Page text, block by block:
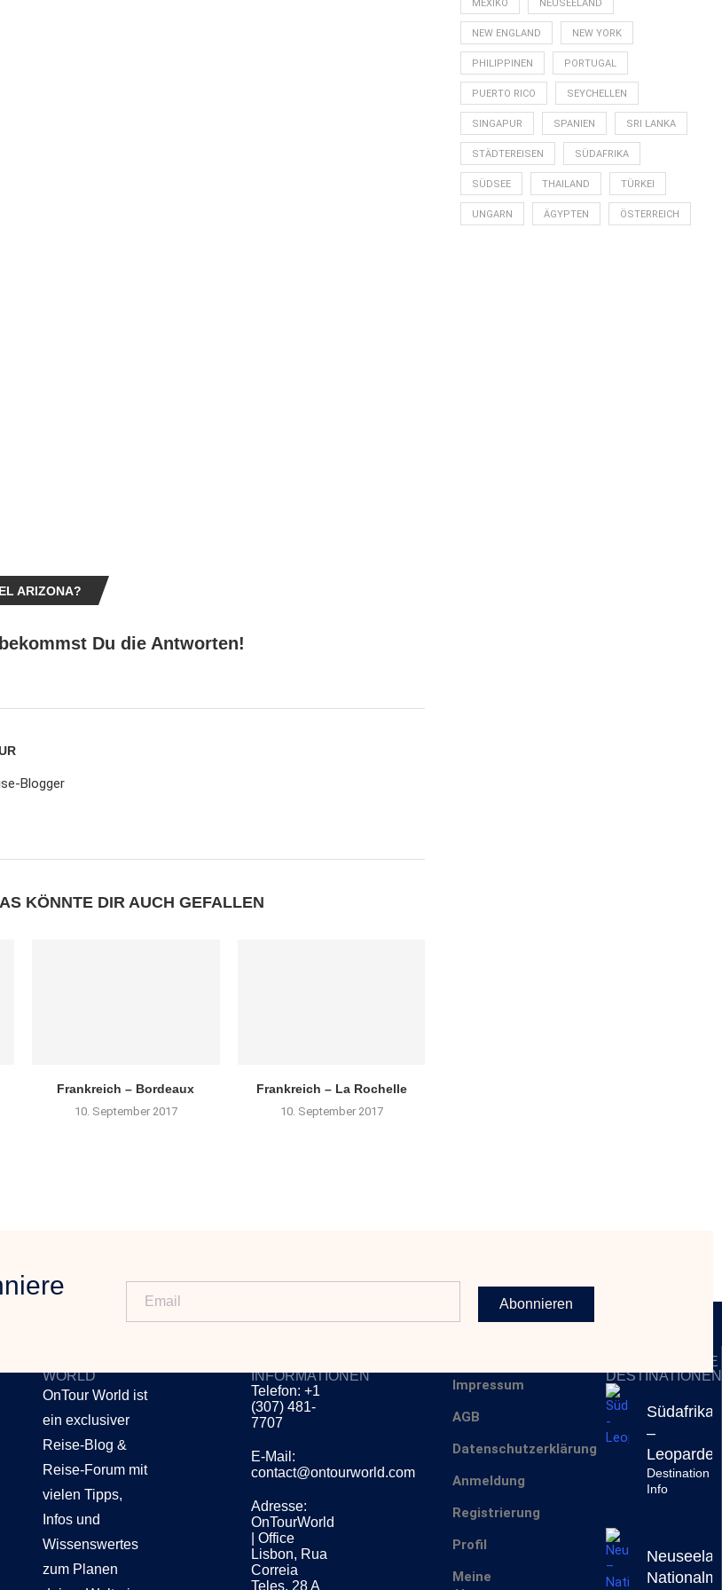
ARIZONA?
bekommst Du die Antworten!
Blogger
KÖNNTE DIR AUCH GEFALLEN
Frankreich – Bordeaux
10. September 2017
Frankreich – La Rochelle
10. September 2017
MEXIKO NEUSEELAND
NEW ENGLAND NEW YORK
PHILIPPINEN PORTUGAL
PUERTO RICO SEYCHELLEN
SINGAPUR SPANIEN SRI LANKA
STÄDTEREISEN SÜDAFRIKA
SÜDSEE THAILAND TÜRKEI
UNGARN ÄGYPTEN ÖSTERREICH
Abonnieren
WORLD
OnTour World ist
ein exclusiver
Reise-Blog &
Reise-Forum mit
vielen Tipps,
Infos und
Wissenswertes
zum Planen
INFORMATIONEN
Telefon: +1
(307) 481-
7707
E-Mail:
contact@ontourworld.com
Adresse:
OnTourWorld
| Office
Lisbon, Rua
Correia
Teles, 28 A
Impressum
AGB
Datenschutzerklärung
Anmeldung
Registrierung
Profil
Meine
INSPIRIERENDE
DESTINATIONEN
Südafrika
–
Destination
Info